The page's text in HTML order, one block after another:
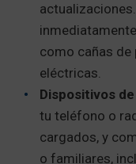
como cañas de
eléctricas.
Dispositivos
tu teléfono o
cargados, y
o familiares,